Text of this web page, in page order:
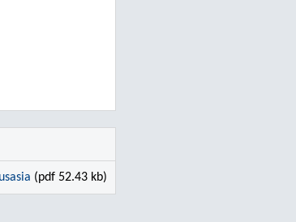
(pdf 52.43 kb)